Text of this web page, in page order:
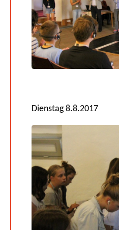
Dienstag 8.8.2017